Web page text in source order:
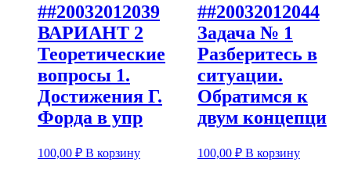
##20032012039
ВАРИАНТ 2
Теоретические
вопросы 1.
Достижения Г.
Форда в упр
100,00 ₽ В корзину
##20032012044
Задача № 1
Разберитесь в
ситуации.
Обратимся к
двум концепци
100,00 ₽ В корзину